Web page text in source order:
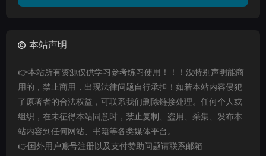
本站声明
👉本站所有资源仅供学习参考练习使用！！！没特别声明能商
用的，禁止商用，出现法律问题自行承担！如若本站内容侵犯
了原著者的合法权益，可联系我们删除链接处理。任何个人或
组织，在未征得本站同意时，禁止复制、盗用、采集、发布本
站内容到任何网站、书籍等各类媒体平台。
👉国外用户账号注册以及支付赞助问题请联系邮箱